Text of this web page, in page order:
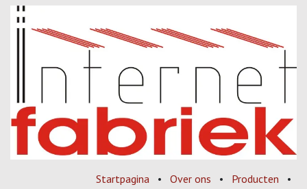
Startpagina • Over ons • Producten
•